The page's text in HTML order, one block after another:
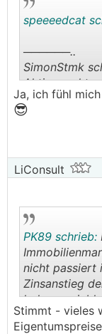
speeeedcat
──────..
SimonStmk
Aktienmarkt.
Jahr
Ja, ich fühl
😎
LiConsult
PK89 schrieb:
nicht passiert
Zinsanstieg
hohen
Österreich
Stimmt - vieles